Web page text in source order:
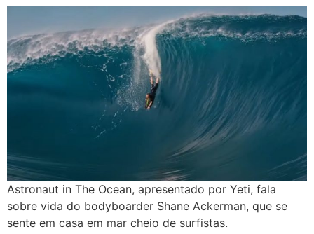
Astronaut in The Ocean, apresentado por Yeti, fala
sobre vida do bodyboarder Shane Ackerman, que se
sente em casa em mar cheio de surfistas.